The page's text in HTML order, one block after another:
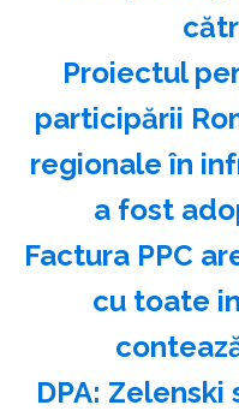
Proiectul
participării
regionale în
a fost
Factura PPC
cu toate
DPA: